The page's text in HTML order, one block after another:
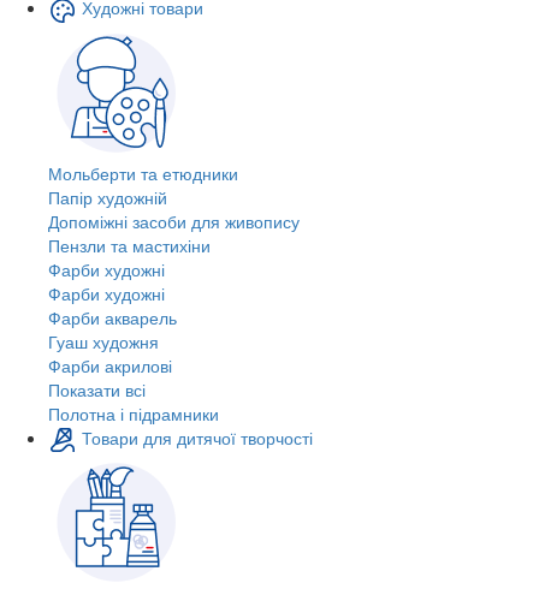
Художні товари
Мольберти та етюдники
Папір художній
Допоміжні засоби для живопису
Пензли та мастихіни
Фарби художні
Фарби художні
Фарби акварель
Гуаш художня
Фарби акрилові
Показати всі
Полотна і підрамники
Товари для дитячої творчості